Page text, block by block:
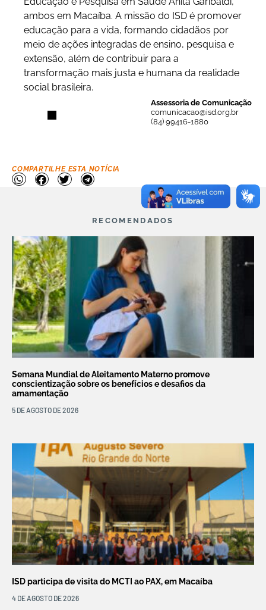
ambos em Macaíba. A missão do ISD é promover
educação para a vida, formando cidadãos por
meio de ações integradas de ensino, pesquisa e
extensão, além de contribuir para a
transformação mais justa e humana da realidade
social brasileira.
Assessoria de Comunicação
comunicacao@isd.org.br
(84) 99416-1880
COMPARTILHE ESTA NOTÍCIA
RECOMENDADOS
Semana Mundial de Aleitamento Materno promove
conscientização sobre os benefícios e desafios da
amamentação
5 DE AGOSTO DE 2026
ISD participa de visita do MCTI ao PAX, em Macaíba
4 DE AGOSTO DE 2026